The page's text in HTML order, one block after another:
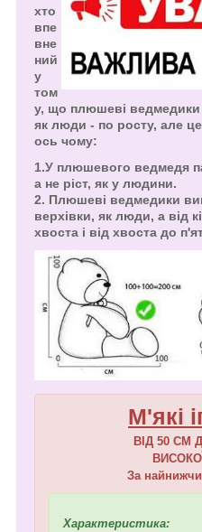
хто
впе
вне
ний
у
том
у, що плюшеві
як люди - по росту, але
ось чому:
1.У плюшевого ведмедя
а не ріст, як у людини.
2. Плюшеві ведмедики
верхівки, як люди, а від
хвоста і від хвоста до
М'які
ВІД 50 СМ
За
Характеристика: